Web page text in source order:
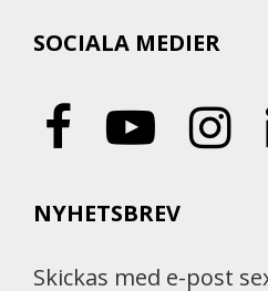
SOCIALA MEDIER
NYHETSBREV
Skickas med e-post